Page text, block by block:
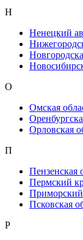
Н
Ненецкий
О
Омская
Орловская
П
Пензенская
Пермский
Псковская
Р